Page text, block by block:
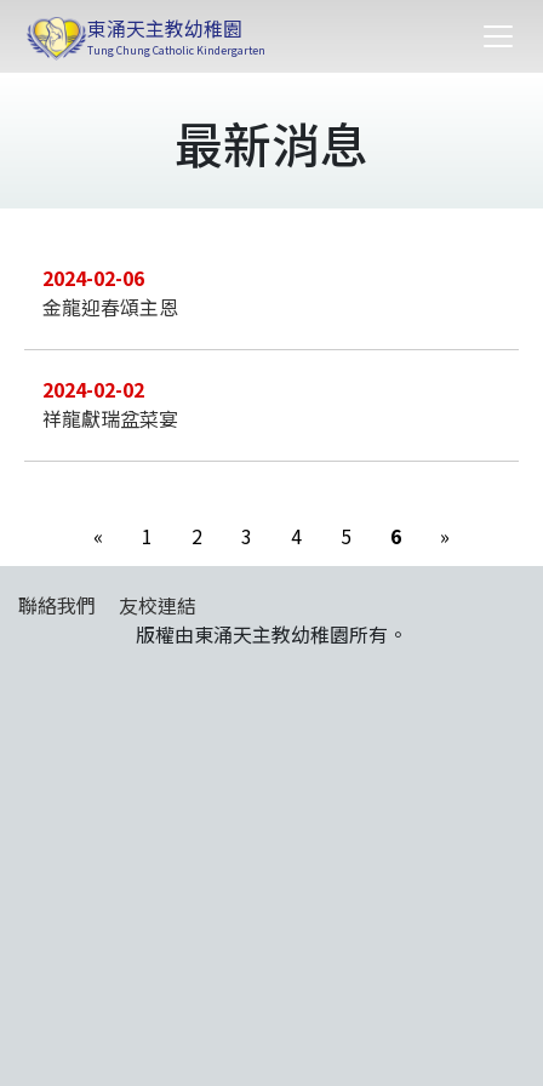
東涌天主教幼稚園
Tung Chung Catholic Kindergarten
最新消息
2024-02-06
金龍迎春頌主恩
2024-02-02
祥龍獻瑞盆菜宴
« 1 2 3 4 5 6 »
聯絡我們
友校連結
版權由東涌天主教幼稚園所有。